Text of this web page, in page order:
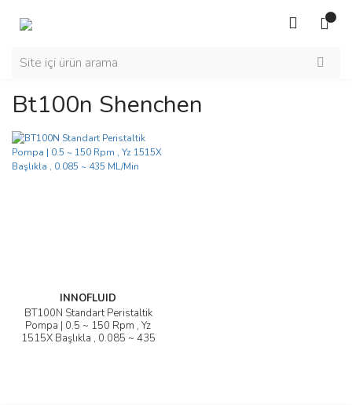
Bt100n Shenchen
INNOFLUID
BT100N Standart Peristaltik
Pompa | 0.5 ~ 150 Rpm , Yz
1515X Başlıkla , 0.085 ~ 435